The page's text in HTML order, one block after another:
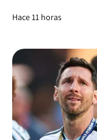
Hace 11 horas